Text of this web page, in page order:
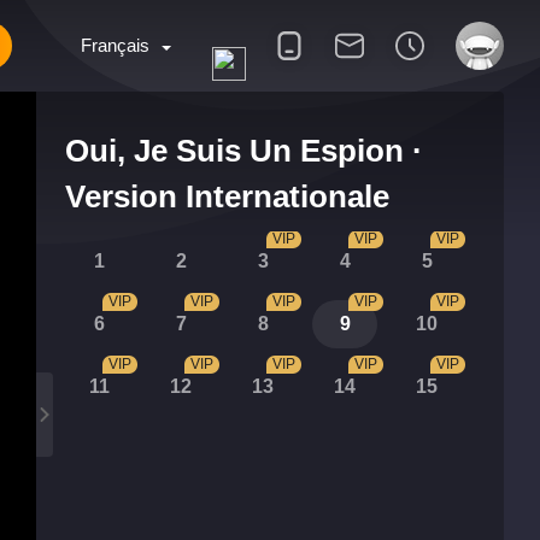
Français
Oui, Je Suis Un Espion ·
Version Internationale
1 2 3
VIP
4
VIP
5
VIP
6
VIP
7
VIP
8
VIP
9
VIP
10
VIP
11
VIP
12
VIP
13
VIP
14
VIP
15
VIP